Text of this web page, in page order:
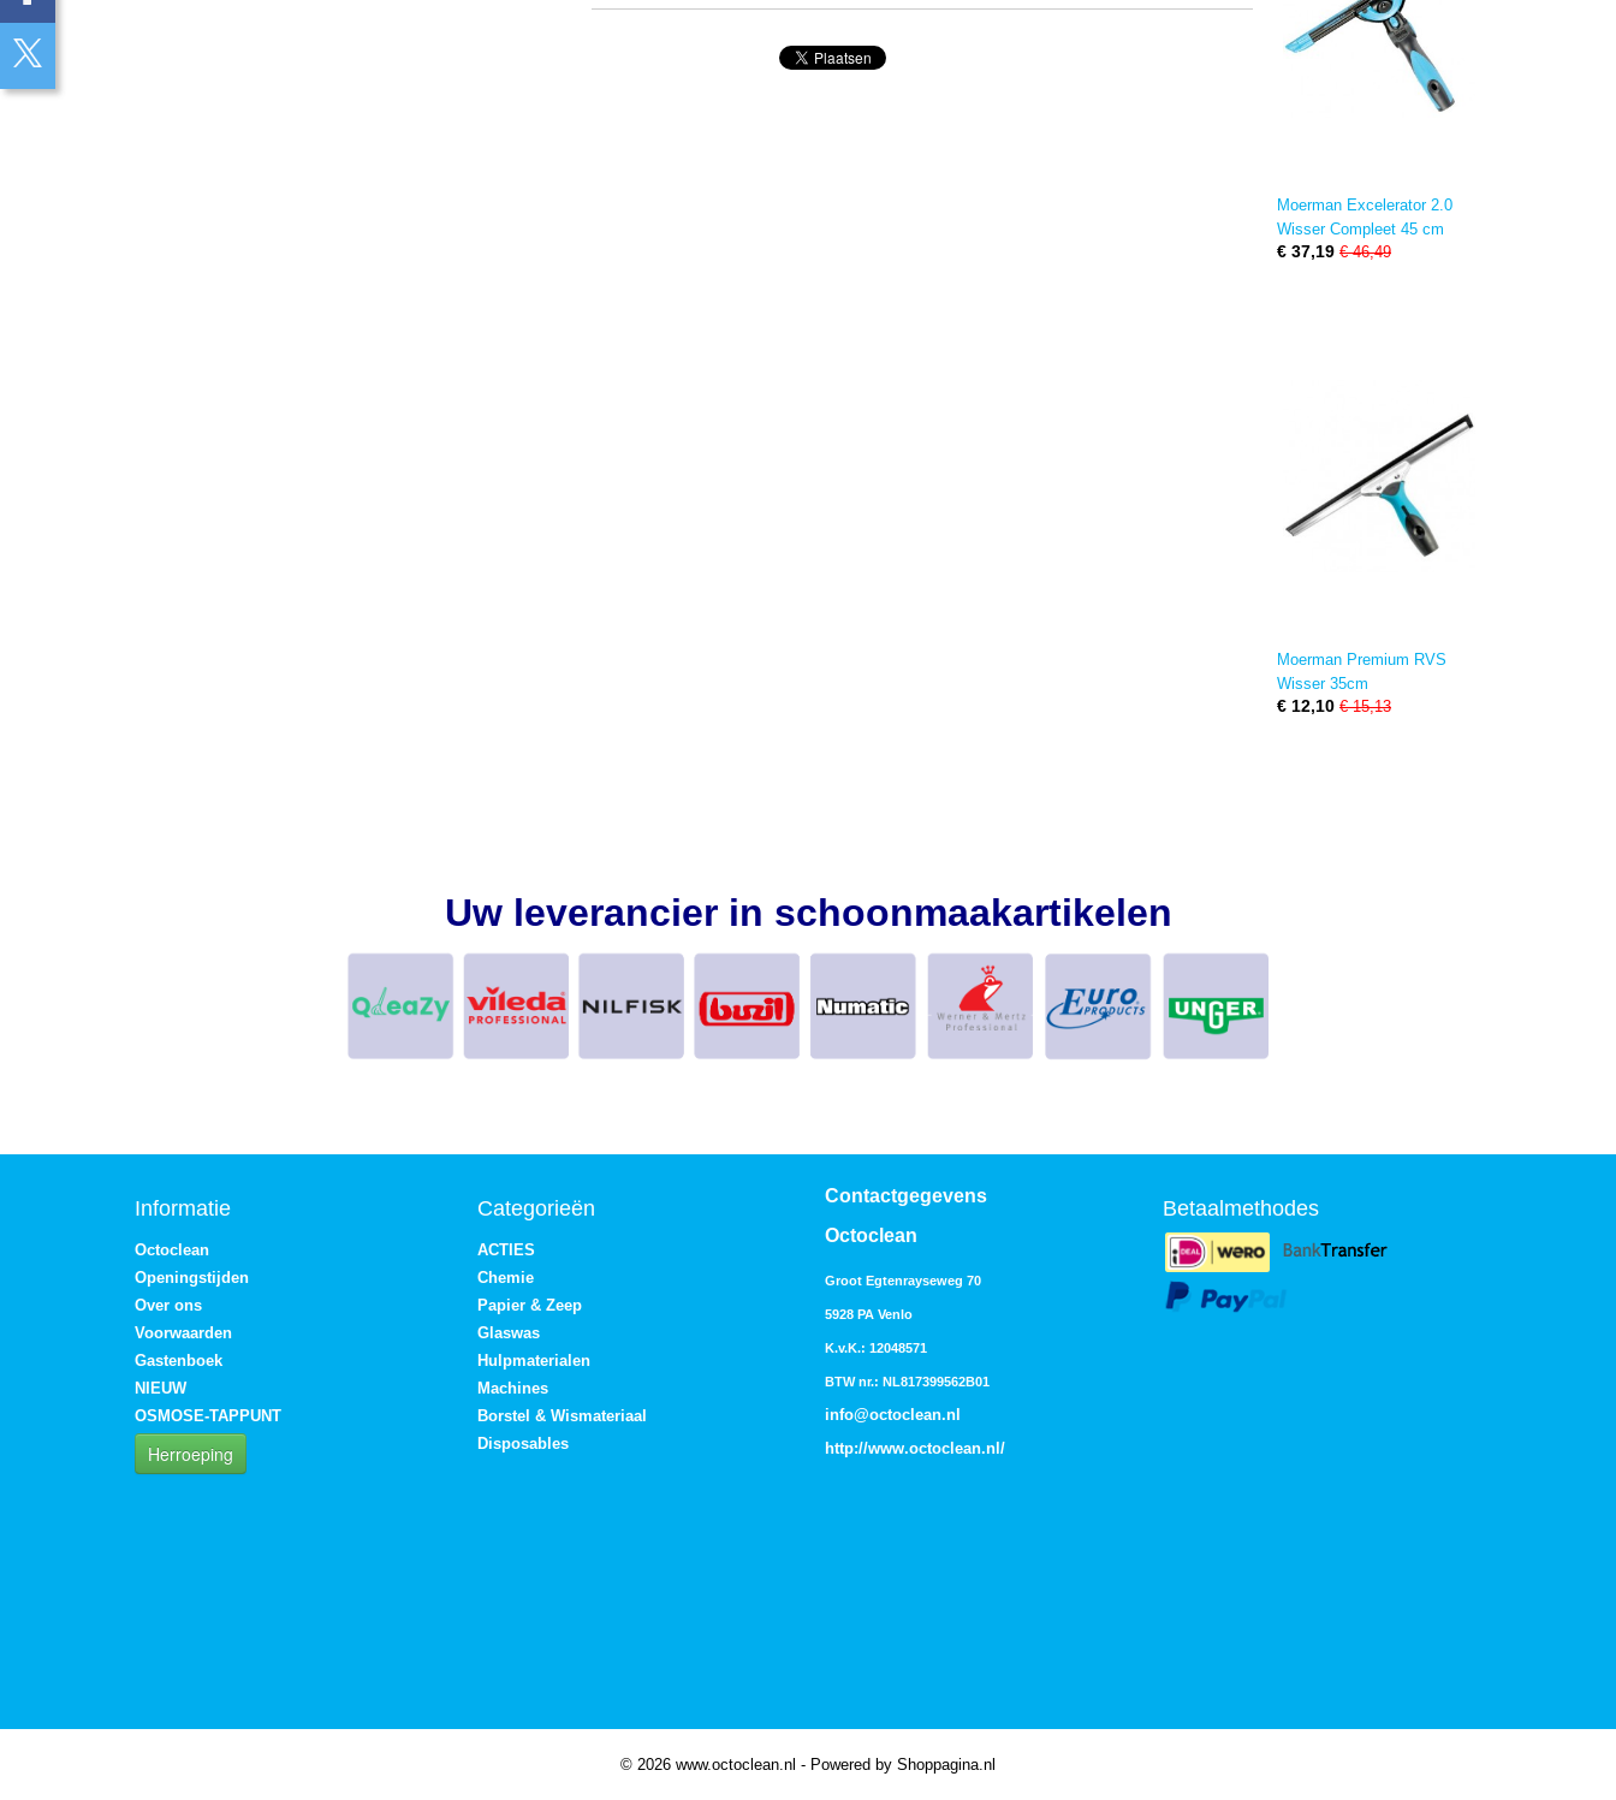
Moerman Excelerator 2.0
Wisser Compleet 45 cm
€ 37,19 € 46,49
Moerman Premium RVS
Wisser 35cm
€ 12,10 € 15,13
Uw leverancier in schoonmaakartikelen
Informatie
Octoclean
Openingstijden
Over ons
Voorwaarden
Gastenboek
NIEUW
OSMOSE-TAPPUNT
Herroeping
Categorieën
ACTIES
Chemie
Papier & Zeep
Glaswas
Hulpmaterialen
Machines
Borstel & Wismateriaal
Disposables
Contactgegevens
Octoclean
Groot Egtenrayseweg 70
5928 PA Venlo
K.v.K.: 12048571
BTW nr.: NL817399562B01
info@octoclean.nl
http://www.octoclean.nl /
Betaalmethodes
© 2026 www.octoclean.nl - Powered by Shoppagina.nl